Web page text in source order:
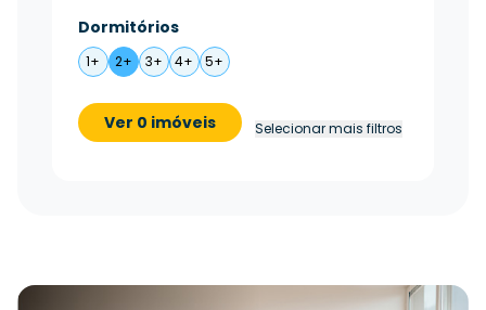
Dormitórios
1+ 2+ 3+ 4+ 5+
Ver 0 imóveis Selecionar mais filtros